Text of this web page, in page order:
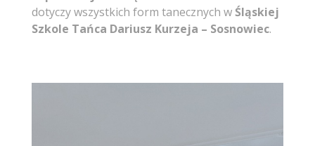
dotyczy wszystkich form tanecznych wŚląskiej
Szkole Tańca Dariusz Kurzeja – Sosnowiec.